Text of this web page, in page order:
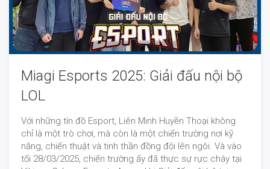
Miagi Esports 2025: Giải đấu nội bộ
LOL
Với những tín đồ Esport, Liên Minh Huyền Thoại không
chỉ là một trò chơi, mà còn là một chiến trường nơi kỹ
năng, chiến thuật và tinh thần đồng đội lên ngôi. Và vào
tối 28/03/2025, chiến trường ấy đã thực sự rực cháy tại